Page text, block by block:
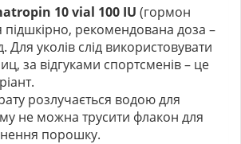
10 vial 100 IU (гормон
підшкірно, рекомендована доза –
Для уколів слід використовувати
за відгуками спортсменів – це
розлучається водою для
не можна трусити флакон для
порошку.